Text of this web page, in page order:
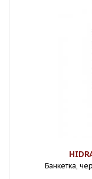
Банкетка,